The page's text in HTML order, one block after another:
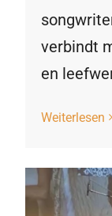
verbindt
en
Weiterlesen